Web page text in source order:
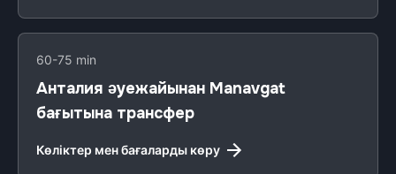
60-75 min
Анталия әуежайынан Manavgat
бағытына трансфер
Көліктер мен бағаларды көру